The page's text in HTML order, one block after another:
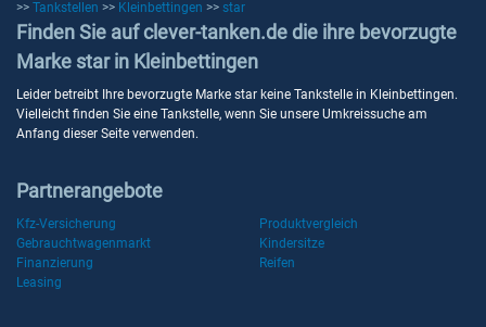
>> Tankstellen >> Kleinbettingen >> star
Finden Sie auf clever-tanken.de die ihre bevorzugte
Marke star in Kleinbettingen
Leider betreibt Ihre bevorzugte Marke star keine Tankstelle in Kleinbettingen.
Vielleicht finden Sie eine Tankstelle, wenn Sie unsere Umkreissuche am
Anfang dieser Seite verwenden.
Partnerangebote
Kfz-Versicherung
Produktvergleich
Gebrauchtwagenmarkt
Kindersitze
Finanzierung
Reifen
Leasing